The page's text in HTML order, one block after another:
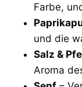
Farbe,
und die
Salz &
Aroma